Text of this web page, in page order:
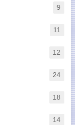
9
11
12
24
18
14